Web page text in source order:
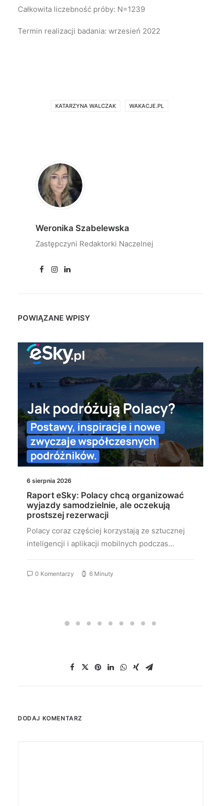
Całkowita liczebność próby: N=1239
Termin realizacji badania: wrzesień 2022
KATARZYNA WALCZAK WAKACJE.PL
Weronika Szabelewska
Zastępczyni Redaktorki Naczelnej
POWIĄZANE WPISY
6 sierpnia 2026
Raport eSky: Polacy chcą organizować
wyjazdy samodzielnie, ale oczekują
prostszej rezerwacji
Polacy coraz częściej korzystają ze sztucznej
inteligencji i aplikacji mobilnych podczas…
0 Komentarzy 6 Minuty
DODAJ KOMENTARZ